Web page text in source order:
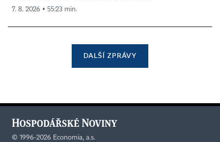
7. 8. 2026 ▪ 55:23 min.
DALŠÍ ZPRÁVY
© 1996-2026 Economia, a.s.